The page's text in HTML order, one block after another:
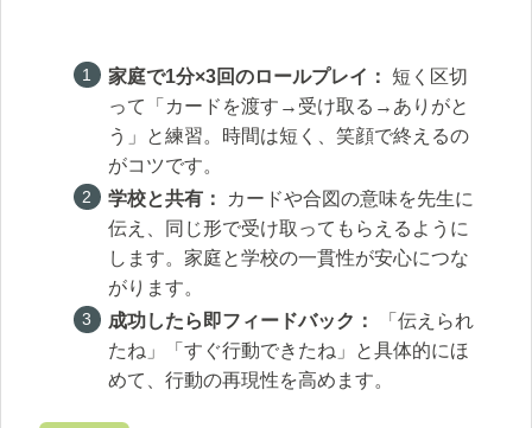
家庭で1分×3回のロールプレイ： 短く区切
って「カードを渡す→受け取る→ありがと
う」と練習。時間は短く、笑顔で終えるの
がコツです。
学校と共有：
カードや合図の意味を先生に
伝え、同じ形で受け取ってもらえるように
します。家庭と学校の一貫性が安心につな
がります。
成功したら即フィードバック：
「伝えられ
たね」「すぐ行動できたね」と具体的にほ
めて、行動の再現性を高めます。